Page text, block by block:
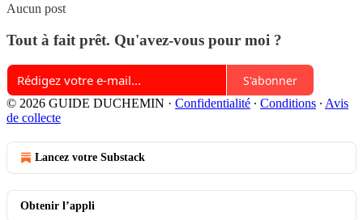
Aucun post
Tout à fait prêt. Qu'avez-vous pour moi ?
S'abonner
© 2026 GUIDE DUCHEMIN · Confidentialité ∙ Conditions ∙ Avis
de collecte
Lancez votre Substack
Obtenir l’appli